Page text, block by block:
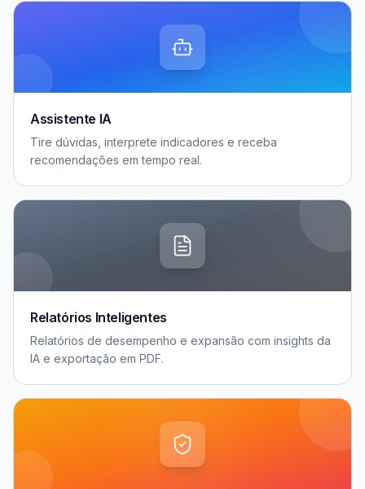
Assistente IA
Tire dúvidas, interprete indicadores e receba
recomendações em tempo real.
Relatórios Inteligentes
Relatórios de desempenho e expansão com insights da
IA e exportação em PDF.